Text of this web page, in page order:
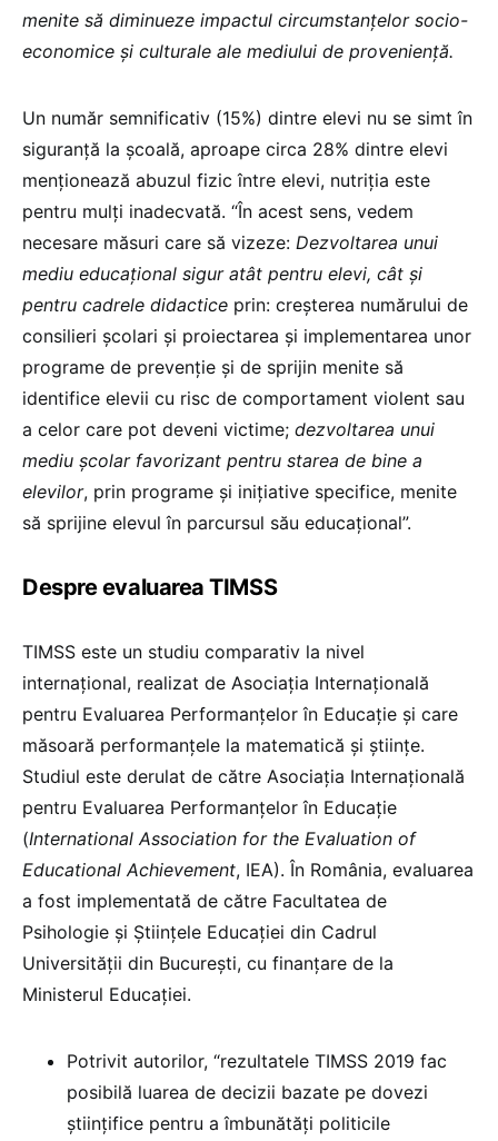
menite să diminueze impactul circumstanțelor socio-
economice și culturale ale mediului de proveniență.
Un număr semnificativ (15%) dintre elevi nu se simt în
siguranță la școală, aproape circa 28% dintre elevi
menționează abuzul fizic între elevi, nutriția este
pentru mulți inadecvată. “În acest sens, vedem
necesare măsuri care să vizeze: Dezvoltarea unui
mediu educațional sigur atât pentru elevi, cât și
pentru cadrele didactice prin: creșterea numărului de
consilieri școlari și proiectarea și implementarea unor
programe de prevenție și de sprijin menite să
identifice elevii cu risc de comportament violent sau
a celor care pot deveni victime; dezvoltarea unui
mediu școlar favorizant pentru starea de bine a
elevilor, prin programe și inițiative specifice, menite
să sprijine elevul în parcursul său educațional”.
Despre evaluarea TIMSS
TIMSS este un studiu comparativ la nivel
internațional, realizat de Asociația Internațională
pentru Evaluarea Performanțelor în Educație și care
măsoară performanțele la matematică și științe.
Studiul este derulat de către Asociația Internațională
pentru Evaluarea Performanțelor în Educație
(International Association for the Evaluation of
Educational Achievement, IEA). În România, evaluarea
a fost implementată de către Facultatea de
Psihologie și Științele Educației din Cadrul
Universității din București, cu finanțare de la
Ministerul Educației.
Potrivit autorilor, “rezultatele TIMSS 2019 fac
posibilă luarea de decizii bazate pe dovezi
științifice pentru a îmbunătăți politicile